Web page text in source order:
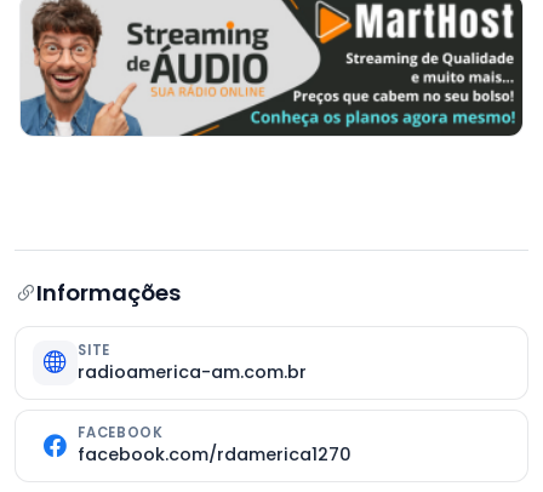
Informações
SITE
radioamerica-am.com.br
FACEBOOK
facebook.com/rdamerica1270